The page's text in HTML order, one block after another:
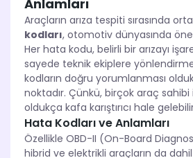
Anlamları
Araçların arıza tespiti sırasında
kodları, otomotiv dünyasında
Her hata kodu, belirli bir arızayı
sayede teknik ekiplere
kodların doğru yorumlanması
noktadır. Çünkü, birçok araç
oldukça kafa karıştırıcı hale
Hata Kodları ve Anlamları
Özellikle OBD-II (On-Board
hibrid ve elektrikli araçların da